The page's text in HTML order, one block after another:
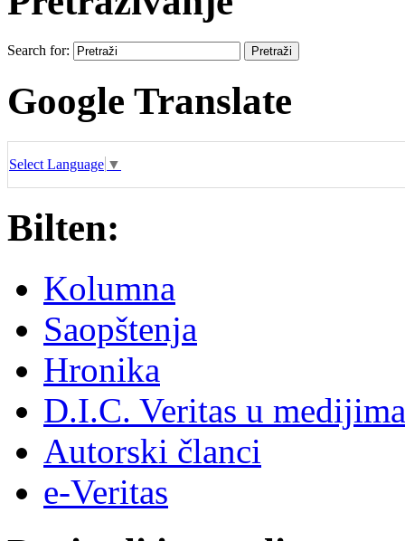
Search for:
Google Translate
Select Language ▼
Bilten:
Kolumna
Saopštenja
Hronika
D.I.C. Veritas u medijima
Autorski članci
e-Veritas